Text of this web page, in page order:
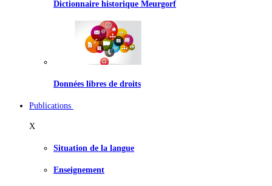
Dictionnaire historique Meurgorf
Données libres de droits
Publications
X
Situation de la langue
Enseignement